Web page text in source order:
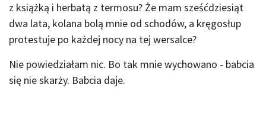
z książką i herbatą z termosu? Że mam sześćdziesiąt
dwa lata, kolana bolą mnie od schodów, a kręgosłup
protestuje po każdej nocy na tej wersalce?
Nie powiedziałam nic. Bo tak mnie wychowano - babcia
się nie skarży. Babcia daje.